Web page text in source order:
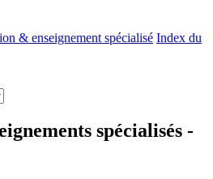
& enseignement spécialisé Index du
spécialisés -